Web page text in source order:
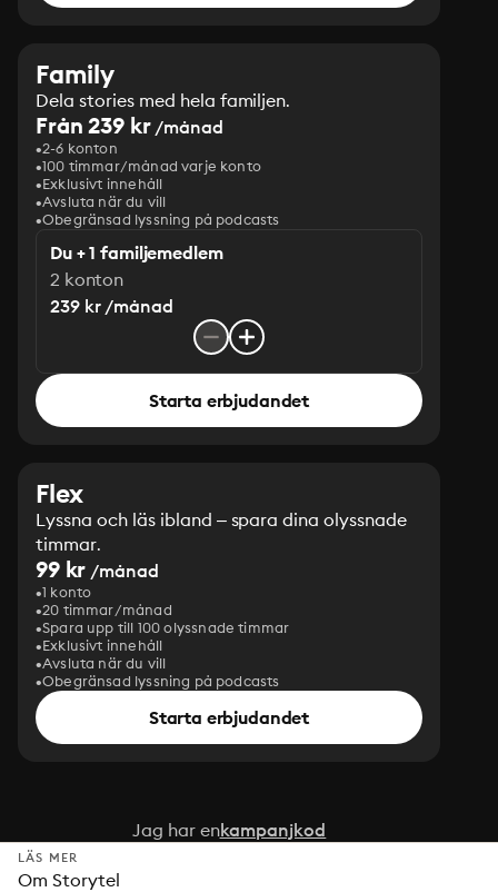
Family
Dela stories med hela familjen.
Från 239 kr/månad
2-6 konton
100 timmar/månad varje konto
Exklusivt innehåll
Avsluta när du vill
Obegränsad lyssning på podcasts
Du + 1 familjemedlem
2 konton
239 kr /månad
Starta erbjudandet
Flex
Lyssna och läs ibland – spara dina olyssnade
timmar.
99 kr /månad
1 konto
20 timmar/månad
Spara upp till 100 olyssnade timmar
Exklusivt innehåll
Avsluta när du vill
Obegränsad lyssning på podcasts
Starta erbjudandet
Jag har enkampanjkod
LÄS MER
Om Storytel